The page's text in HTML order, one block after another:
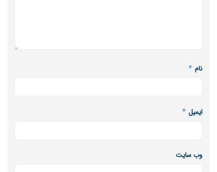
نام *
ایمیل *
وب‌ سایت